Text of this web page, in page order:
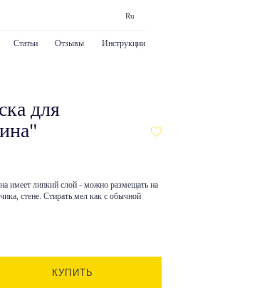
Ru
Статьи Отзывы Инструкции
для
имеет липкий слой - можно размещать на
стене. Стирать мел как с обычной
КУПИТЬ